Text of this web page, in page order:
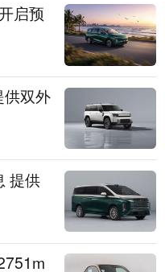
启预
双外
提供